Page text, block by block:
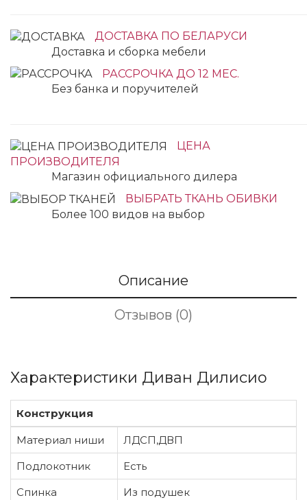
ДОСТАВКА ПО БЕЛАРУСИ
Доставка и сборка мебели
РАССРОЧКА ДО 12 МЕС.
Без банка и поручителей
ЦЕНА
ПРОИЗВОДИТЕЛЯ
Магазин официального дилера
ВЫБРАТЬ ТКАНЬ ОБИВКИ
Более 100 видов на выбор
Описание
Отзывов (0)
Характеристики Диван Дилисио
Конструкция
Материал ниши
ЛДСП,ДВП
Подлокотник
Есть
Спинка
Из подушек